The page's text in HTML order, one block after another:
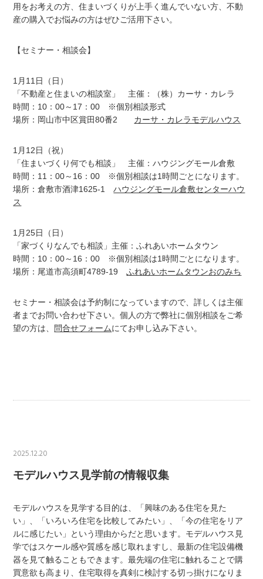
用をお考えの方、住まいづくりが上手く進んでいない方、不動
産の購入でお悩みの方はぜひご活用下さい。
【セミナー・相談会】
1月11日（日）
「不動産と住まいの相談室」 主催：（株）カーサ・カレラ
時間：10：00～17：00 ※個別相談形式
場所：岡山市中区賞田80番2 カーサ・カレラモデルハウス
1月12日（祝）
「住まいづくり何でも相談」 主催：ハウジングモール倉敷
時間：11：00～16：00 ※個別相談は1時間ごとになります。
場所：倉敷市酒津1625-1ハウジングモール倉敷センターハウ
ス
1月25日（日）
「家づくりなんでも相談」主催：ふれあいホームタウン
時間：10：00～16：00 ※個別相談は1時間ごとになります。
場所：尾道市高須町4789-19ふれあいホームタウンおのみち
セミナー・相談会は予約制になっていますので、詳しくは主催
者までお問い合わせ下さい。個人の方で弊社に個別相談をご希
望の方は、
問合せフォームにてお申し込み下さい。
2025.12.20
モデルハウス見学前の情報収集
モデルハウスを見学する目的は、「興味のある住宅を見た
い」、「いろいろ住宅を比較してみたい」、「今の住宅をリア
ルに感じたい」という理由からだと思います。モデルハウス見
学ではスケール感や質感を感じ取れますし、最新の住宅設備機
器を見て触ることもできます。最先端の住宅に触れることで購
買意欲も高まり、住宅取得を真剣に検討する切っ掛けになりま